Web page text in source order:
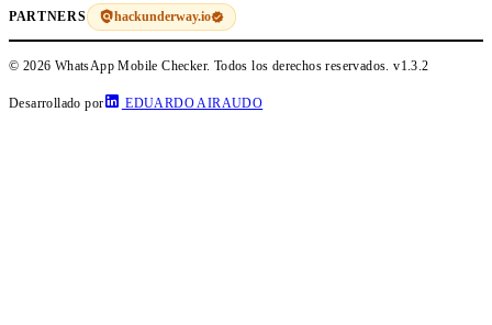
PARTNERS hackunderway.io
© 2026 WhatsApp Mobile Checker. Todos los derechos reservados.v1.3.2
Desarrollado por EDUARDO AIRAUDO